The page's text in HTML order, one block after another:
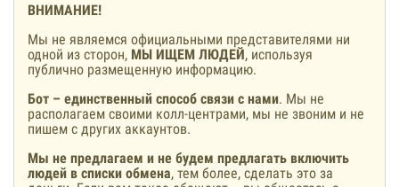
ВНИМАНИЕ!
Мы не являемся официальными представителями ни
одной из сторон, МЫ ИЩЕМ ЛЮДЕЙ, используя
публично размещенную информацию.
Бот – единственный способ связи с нами. Мы не
располагаем своими колл-центрами, мы не звоним и не
пишем с других аккаунтов.
Мы не предлагаем и не будем предлагать включить
людей в списки обмена, тем более, сделать это за